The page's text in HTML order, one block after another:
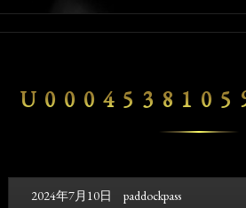
2024年7月10日 paddockpass